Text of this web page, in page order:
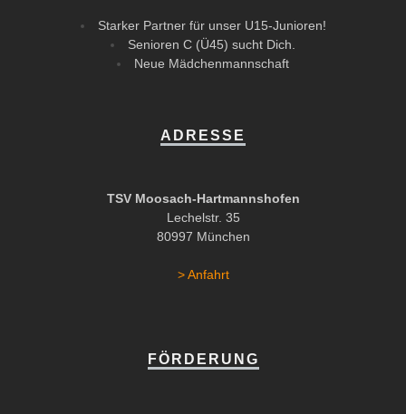
Starker Partner für unser U15-Junioren!
Senioren C (Ü45) sucht Dich.
Neue Mädchenmannschaft
ADRESSE
TSV Moosach-Hartmannshofen
Lechelstr. 35
80997 München
> Anfahrt
FÖRDERUNG